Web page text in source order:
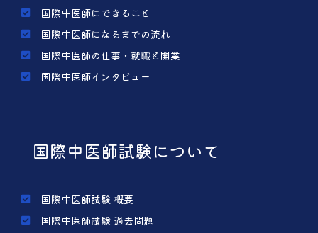
国際中医師にできること
国際中医師になるまでの流れ
国際中医師の仕事・就職と開業
国際中医師インタビュー
国際中医師試験について
国際中医師試験 概要
国際中医師試験 過去問題